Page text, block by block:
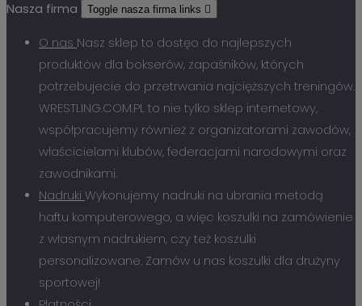
Nasza firma Toggle nasza firma links 
O nas Nasz sklep to dostęo do najlepszych
produktów dla bokserów, zapaśników, których
potrzebujecie do przetrwania najcięższych treningów.
WRESTLING.COM.PL to nie tylko sklep internetowy,
współpracujemy również z organizatorami zawodów,
właścicielami klubów, federacjami narodowymi oraz
zawodnikami.
Nadruki Wykonujemy nadruki na ubrania metodą
haftu komputerowego, a więc koszulki na zamówienie
z własnym nadrukiem, czy też koszulki
personalizowane. Zamów u nas koszulki dla drużyny
sportowej!